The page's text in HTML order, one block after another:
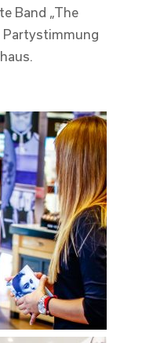
Band „The
Partystimmung